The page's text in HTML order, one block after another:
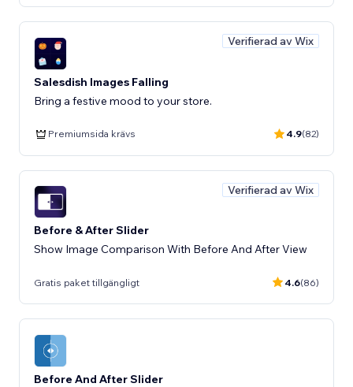
Verifierad av Wix
Salesdish Images Falling
Bring a festive mood to your store.
Premiumsida krävs 4.9(82)
Verifierad av Wix
Before & After Slider
Show Image Comparison With Before And After View
Gratis paket tillgängligt 4.6(86)
Before And After Slider